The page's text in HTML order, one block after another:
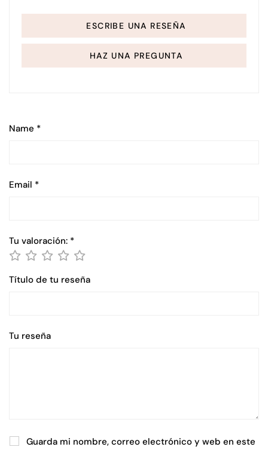
ESCRIBE UNA RESEÑA
HAZ UNA PREGUNTA
Name *
Email *
Tu valoración: *
Título de tu reseña
Tu reseña
Guarda mi nombre, correo electrónico y web en este